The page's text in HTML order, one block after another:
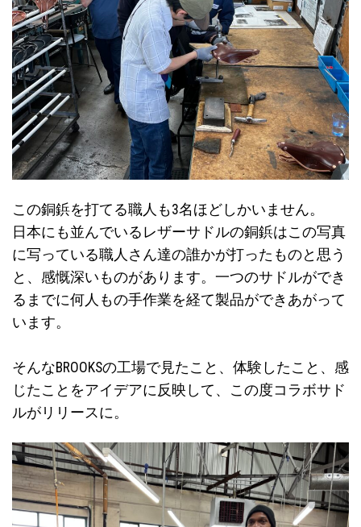
この銅鋲を打てる職人も3名ほどしかいません。
日本にも並んでいるレザーサドルの銅鋲はこの写真
に写っている職人さん達の誰かが打ったものと思う
と、感慨深いものがあります。一つのサドルができ
るまでに何人もの手作業を経て製品ができあがって
います。
そんなBROOKSの工場で見たこと、体験したこと、感
じたことをアイデアに反映して、この度コラボサド
ルがリリースに。